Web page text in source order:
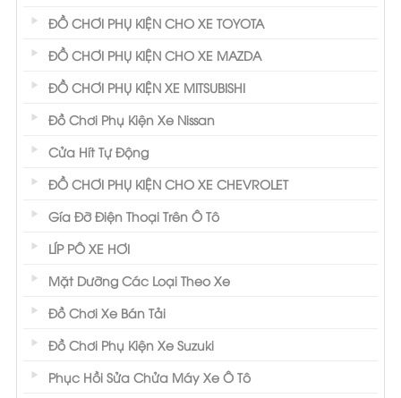
ĐỒ CHƠI PHỤ KIỆN CHO XE TOYOTA
ĐỒ CHƠI PHỤ KIỆN CHO XE MAZDA
ĐỒ CHƠI PHỤ KIỆN XE MITSUBISHI
Đồ Chơi Phụ Kiện Xe Nissan
Cửa Hít Tự Động
ĐỒ CHƠI PHỤ KIỆN CHO XE CHEVROLET
Gía Đỡ Điện Thoại Trên Ô Tô
LÍP PÔ XE HƠI
Mặt Dưỡng Các Loại Theo Xe
Đồ Chơi Xe Bán Tải
Đồ Chơi Phụ Kiện Xe Suzuki
Phục Hồi Sửa Chửa Máy Xe Ô Tô